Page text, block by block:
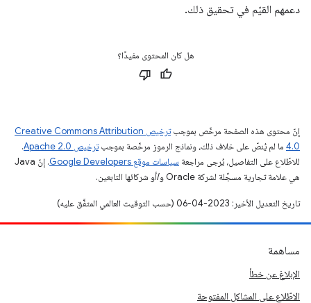
دعمهم القيّم في تحقيق ذلك.
هل كان المحتوى مفيدًا؟
إنّ محتوى هذه الصفحة مرخّص بموجب
ترخيص Creative Commons Attribution
4.0‏ ما لم يُنصّ على خلاف ذلك، ونماذج الرموز مرخّصة بموجبترخيص Apache 2.0‏
.
للاطّلاع على التفاصيل، يُرجى مراجعة سياسات موقع Google Developers‏
. إنّ Java
هي علامة تجارية مسجَّلة لشركة Oracle و/أو شركائها التابعين.
تاريخ التعديل الأخير: 2023-04-06 (حسب التوقيت العالمي المتفَّق عليه)
مساهمة
الإبلاغ عن خطأ
الاطّلاع على المشاكل المفتوحة